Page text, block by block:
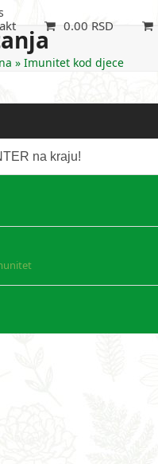
0.00 RSD
» Imunitet kod djece